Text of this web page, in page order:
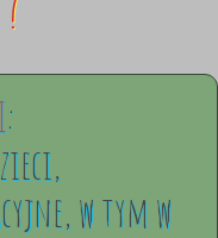
:
w tym w